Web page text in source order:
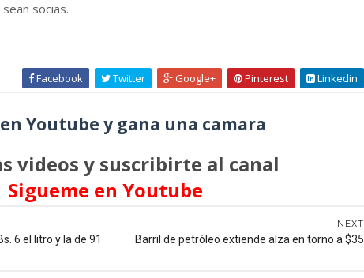
socias.
Facebook Twitter Google+ Pinterest Linkedin
Youtube y gana una camara
videos y suscribirte al canal
Sigueme en Youtube
NEXT
Barril de petróleo extiende alza en torno a $35
6 el litro y la de 91